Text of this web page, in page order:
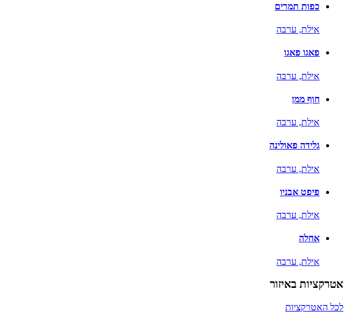
כפות תמרים
אילת, ערבה
פאגו פאגו
אילת, ערבה
חוף ממן
אילת, ערבה
גלידה פאולינה
אילת, ערבה
פיפט אבניו
אילת, ערבה
אחלה
אילת, ערבה
אטרקציות באיזור
לכל האטרקציות